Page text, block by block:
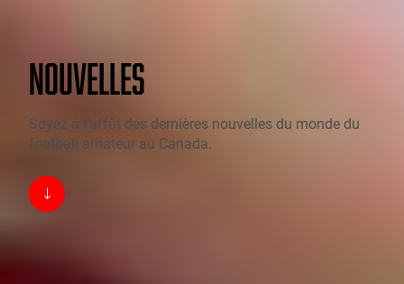
NOUVELLES
Soyez à l’affût des dernières nouvelles du monde du
football amateur au Canada.